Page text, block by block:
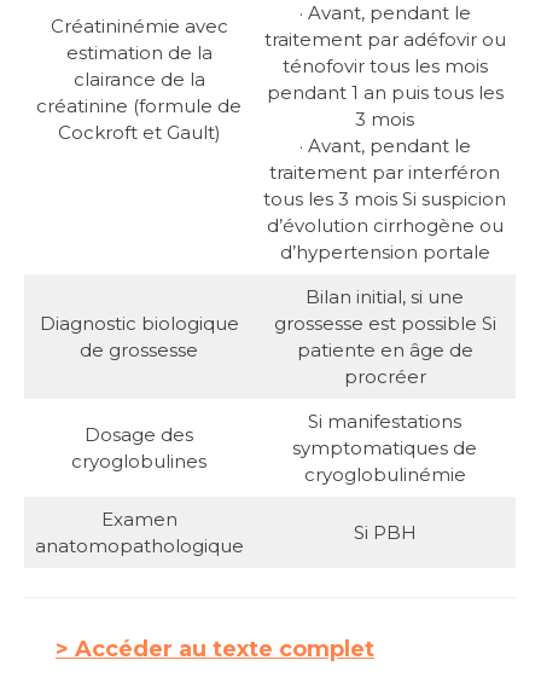
Créatininémie avec
estimation de la
clairance de la
créatinine (formule de
Cockroft et Gault)
· Avant, pendant le
traitement par adéfovir ou
ténofovir tous les mois
pendant 1 an puis tous les
3 mois
· Avant, pendant le
traitement par interféron
tous les 3 mois Si suspicion
d’évolution cirrhogène ou
d’hypertension portale
Diagnostic biologique
de grossesse
Bilan initial, si une
grossesse est possible Si
patiente en âge de
procréer
Dosage des
cryoglobulines
Si manifestations
symptomatiques de
cryoglobulinémie
Examen
anatomopathologique
Si PBH
Accéder au texte complet